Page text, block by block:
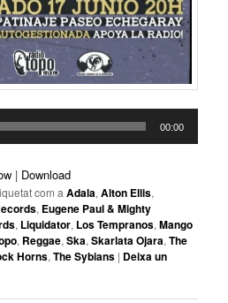
00:00
| Download
com a Adala,Alton Ellis,
, Eugene Paul & Mighty
, Liquidator, Los Tempranos,Mango
, Reggae,Ska,Skarlata Ojara,The
Horns,The Sybians | Deixa un